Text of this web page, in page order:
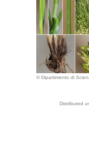
© Dipartimento di
Distributed